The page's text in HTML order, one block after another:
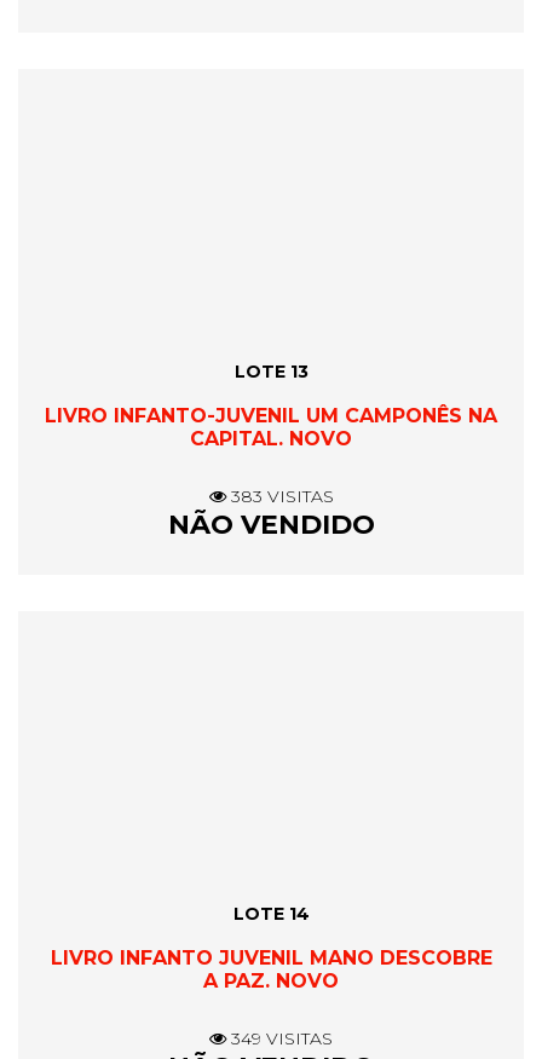
LOTE 13
LIVRO INFANTO-JUVENIL UM CAMPONÊS NA
CAPITAL. NOVO
383 VISITAS
NÃO VENDIDO
LOTE 14
LIVRO INFANTO JUVENIL MANO DESCOBRE
A PAZ. NOVO
349 VISITAS